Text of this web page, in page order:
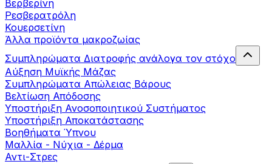
Βερβερίνη
Ρεσβερατρόλη
Κουερσετίνη
Άλλα προϊόντα μακροζωίας
Συμπληρώματα Διατροφής ανάλογα τον στόχο
Αύξηση Μυϊκής Μάζας
Συμπληρώματα Aπώλειας Βάρους
Βελτίωση Απόδοσης
Υποστήριξη Ανοσοποιητικού Συστήματος
Yποστήριξη Αποκατάστασης
Βοηθήματα Ύπνου
Μαλλία - Νύχια - Δέρμα
Αντι-Στρες